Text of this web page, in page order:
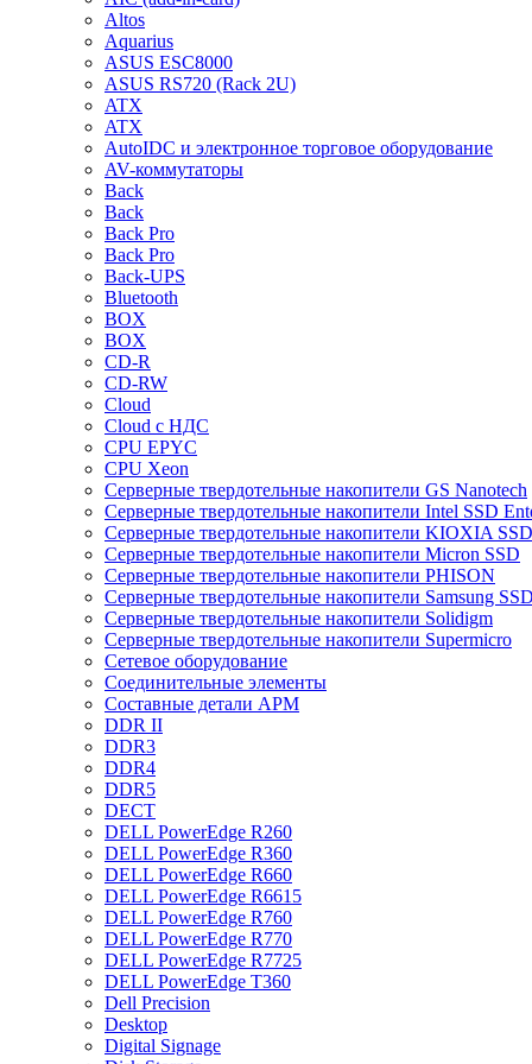
Altos
Aquarius
ASUS ESC8000
ASUS RS720 (Rack 2U)
ATX
ATX
AutoIDC и электронное торговое оборудование
AV-коммутаторы
Back
Back
Back Pro
Back Pro
Back-UPS
Bluetooth
BOX
BOX
CD-R
CD-RW
Cloud
Cloud с НДС
CPU EPYC
CPU Xeon
Cерверные твердотельные накопители GS Nanotech
Cерверные твердотельные накопители Intel SSD
Cерверные твердотельные накопители KIOXIA SSD
Cерверные твердотельные накопители Micron SSD
Cерверные твердотельные накопители PHISON
Cерверные твердотельные накопители Samsung
Cерверные твердотельные накопители Solidigm
Cерверные твердотельные накопители Supermicro
Cетевое оборудование
Cоединительные элементы
Cоставные детали АРМ
DDR II
DDR3
DDR4
DDR5
DECT
DELL PowerEdge R260
DELL PowerEdge R360
DELL PowerEdge R660
DELL PowerEdge R6615
DELL PowerEdge R760
DELL PowerEdge R770
DELL PowerEdge R7725
DELL PowerEdge T360
Dell Precision
Desktop
Digital Signage